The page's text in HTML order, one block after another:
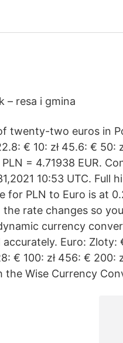
– resa i gmina
twenty-two euros in
€ 10: zł 45.6: € 50:
= 4.71938 EUR.
10:53 UTC. Full
for PLN to Euro is at
rate changes so
currency
Euro: Zloty:
€ 100: zł 456: € 200:
the Wise Currency